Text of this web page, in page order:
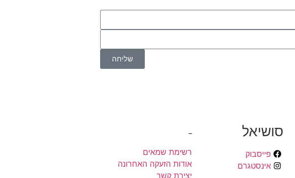
שליחה
סושיאל
פייסבוק
אינסטגרם
רשימת שמאים
אודות הזעקה האחרונה
יצירת קשר